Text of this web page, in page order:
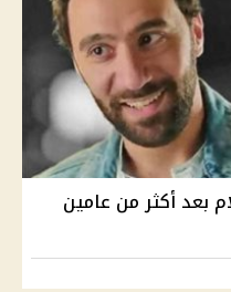
بعد أكثر من عامين